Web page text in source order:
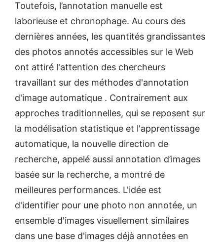
Toutefois, l’annotation manuelle est
laborieuse et chronophage. Au cours des
dernières années, les quantités grandissantes
des photos annotés accessibles sur le Web
ont attiré l'attention des chercheurs
travaillant sur des méthodes d'annotation
d'image automatique . Contrairement aux
approches traditionnelles, qui se reposent sur
la modélisation statistique et l'apprentissage
automatique, la nouvelle direction de
recherche, appelé aussi annotation d’images
basée sur la recherche, a montré de
meilleures performances. L'idée est
d'identifier pour une photo non annotée, un
ensemble d'images visuellement similaires
dans une base d'images déjà annotées en